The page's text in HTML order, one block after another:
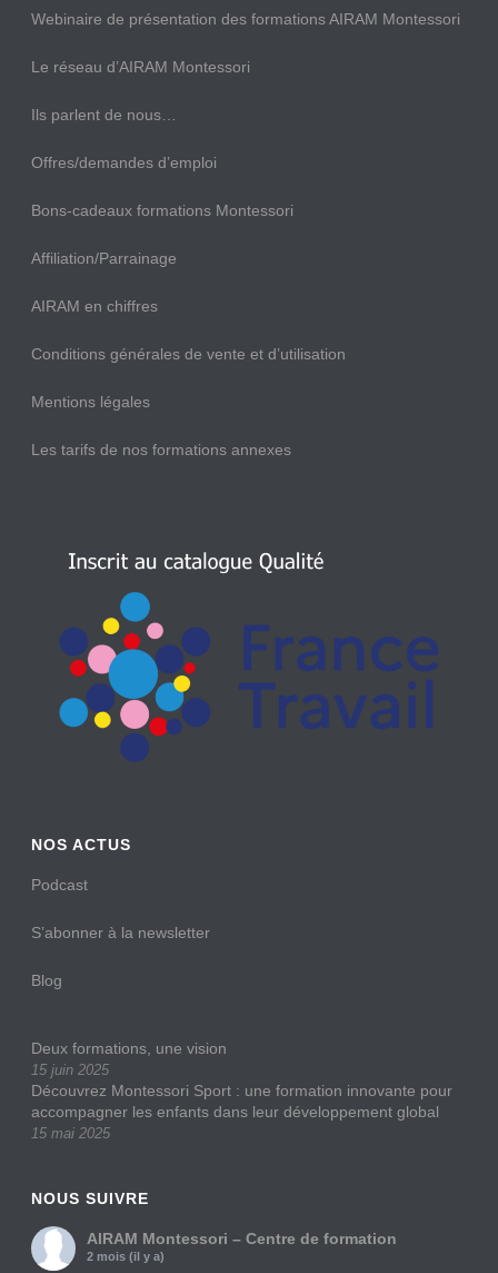
Webinaire de présentation des formations AIRAM Montessori
Le réseau d’AIRAM Montessori
Ils parlent de nous…
Offres/demandes d’emploi
Bons-cadeaux formations Montessori
Affiliation/Parrainage
AIRAM en chiffres
Conditions générales de vente et d’utilisation
Mentions légales
Les tarifs de nos formations annexes
NOS ACTUS
Podcast
S’abonner à la newsletter
Blog
Deux formations, une vision
15 juin 2025
Découvrez Montessori Sport : une formation innovante pour
accompagner les enfants dans leur développement global
15 mai 2025
NOUS SUIVRE
AIRAM Montessori – Centre de formation
2 mois (il y a)